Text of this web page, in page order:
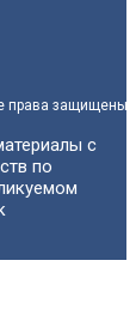
права защищены.
с
по